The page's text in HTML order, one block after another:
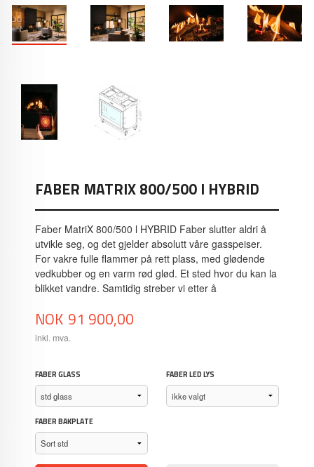
FABER MATRIX 800/500 I HYBRID
Faber MatriX 800/500 l HYBRID Faber slutter aldri å
utvikle seg, og det gjelder absolutt våre gasspeiser.
For vakre fulle flammer på rett plass, med glødende
vedkubber og en varm rød glød. Et sted hvor du kan la
blikket vandre. Samtidig streber vi etter å
Pris
NOK 91 900,00
inkl. mva.
FABER GLASS FABER LED LYS
FABER BAKPLATE